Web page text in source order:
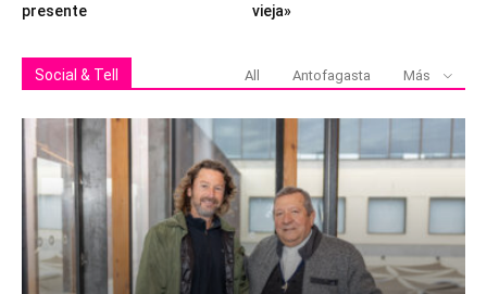
presente
vieja»
Social & Tell All Antofagasta Más